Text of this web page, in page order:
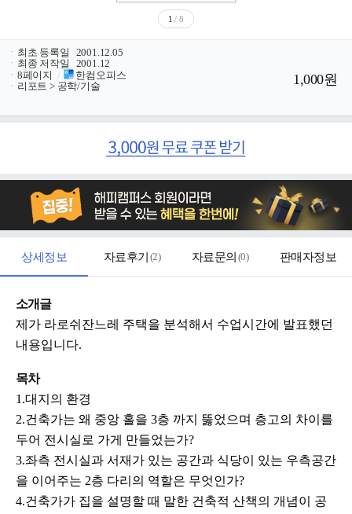
1 / 8
ㆍ 최초 등록일
2001.12.05
ㆍ 최종 저작일
2001.12
ㆍ 8페이지 /
한컴오피스
ㆍ 리포트 > 공학/기술 1,000원
상세정보 자료후기 (2) 자료문의 (0) 판매자정보
소개글
제가 라로쉬잔느레 주택을 분석해서 수업시간에 발표했던
내용입니다.
목차
1.대지의 환경
2.건축가는 왜 중앙 홀을 3층 까지 뚫었으며 층고의 차이를
두어 전시실로 가게 만들었는가?
3.좌측 전시실과 서재가 있는 공간과 식당이 있는 우측공간
을 이어주는 2층 다리의 역할은 무엇인가?
4.건축가가 집을 설명할 때 말한 건축적 산책의 개념이 공